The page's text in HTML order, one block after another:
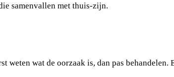
samenvallen met thuis-zijn.
weten wat de oorzaak is, dan pas